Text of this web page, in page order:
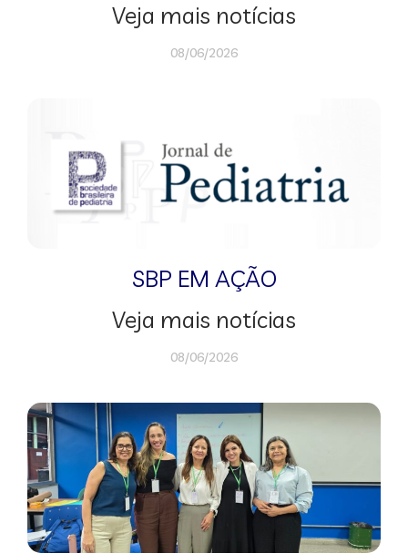
Veja mais notícias
08/06/2026
SBP EM AÇÃO
Veja mais notícias
08/06/2026